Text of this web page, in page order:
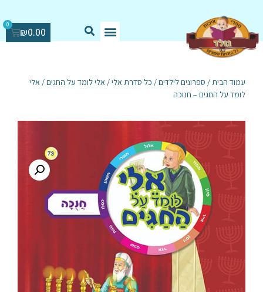
₪0.00
0
עמוד הבית/ ספרונים לילדים/ כל סדרת אלי/ אלי לומד על החגים/ אלי
לומד על החגים – חנוכה